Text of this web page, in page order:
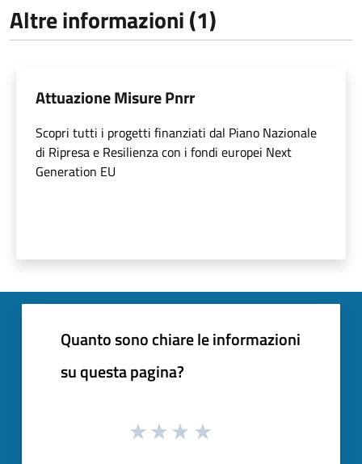
Altre informazioni (1)
Attuazione Misure Pnrr
Scopri tutti i progetti finanziati dal Piano Nazionale
di Ripresa e Resilienza con i fondi europei Next
Generation EU
Quanto sono chiare le informazioni
su questa pagina?